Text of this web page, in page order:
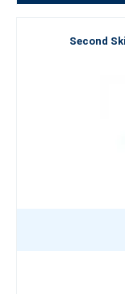
Second